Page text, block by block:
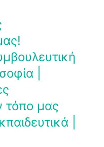
|
τόπο μας
|